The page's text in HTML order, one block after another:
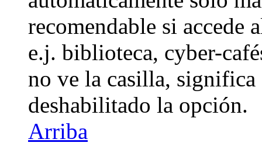
recomendable si accede
e.j. biblioteca, cyber-
no ve la casilla,
deshabilitado la opción.
Arriba